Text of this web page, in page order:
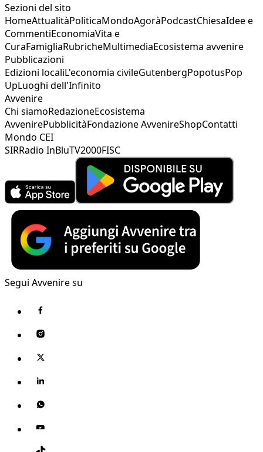
Sezioni del sito
HomeAttualitàPoliticaMondoAgoràPodcastChiesaIdee e
CommentiEconomiaVita e
CuraFamigliaRubricheMultimediaEcosistema avvenire
Pubblicazioni
Edizioni localiL'economia civileGutenbergPopotusPop
UpLuoghi dell'Infinito
Avvenire
Chi siamoRedazioneEcosistema
AvvenirePubblicitàFondazione AvvenireShopContatti
Mondo CEI
SIRRadio InBluTV2000FISC
Segui Avvenire su